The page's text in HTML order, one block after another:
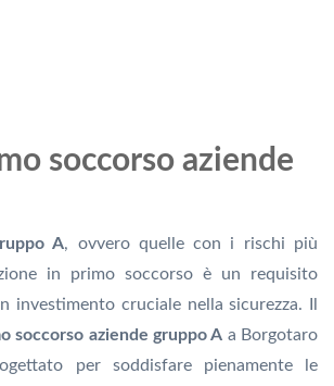
soccorso aziende
A, ovvero quelle con i rischi più
in primo soccorso è un requisito
investimento cruciale nella sicurezza. Il
soccorso aziende gruppo A a Borgotaro
per soddisfare pienamente le